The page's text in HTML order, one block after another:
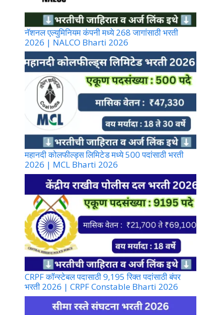
नॅशनल एल्युमिनियम कंपनी मध्ये 268 जागांसाठी भरती
2026 | NALCO Bharti 2026
महानदी कोलफील्ड्स लिमिटेड मध्ये 500 पदांसाठी भरती
2026 | MCL Bharti 2026
CRPF कॉन्स्टेबल पदासाठी 9,195 रिक्त पदांसाठी बंपर
भरती 2026 | CRPF Constable Bharti 2026